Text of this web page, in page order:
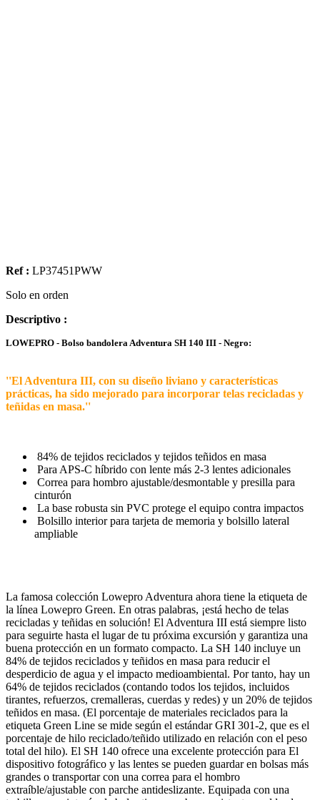
Ref : LP37451PWW
Solo en orden
Descriptivo :
LOWEPRO - Bolso bandolera Adventura SH 140 III - Negro:
''El Adventura III, con su diseño liviano y características
prácticas, ha sido mejorado para incorporar telas recicladas y
teñidas en masa.''
84% de tejidos reciclados y tejidos teñidos en masa
Para APS-C híbrido con lente más 2-3 lentes adicionales
Correa para hombro ajustable/desmontable y presilla para
cinturón
La base robusta sin PVC protege el equipo contra impactos
Bolsillo interior para tarjeta de memoria y bolsillo lateral
ampliable
La famosa colección Lowepro Adventura ahora tiene la etiqueta de
la línea Lowepro Green. En otras palabras, ¡está hecho de telas
recicladas y teñidas en solución! El Adventura III está siempre listo
para seguirte hasta el lugar de tu próxima excursión y garantiza una
buena protección en un formato compacto. La SH 140 incluye un
84% de tejidos reciclados y teñidos en masa para reducir el
desperdicio de agua y el impacto medioambiental. Por tanto, hay un
64% de tejidos reciclados (contando todos los tejidos, incluidos
tirantes, refuerzos, cremalleras, cuerdas y redes) y un 20% de tejidos
teñidos en masa. (El porcentaje de materiales reciclados para la
etiqueta Green Line se mide según el estándar GRI 301-2, que es el
porcentaje de hilo reciclado/teñido utilizado en relación con el peso
total del hilo). El SH 140 ofrece una excelente protección para El
dispositivo fotográfico y las lentes se pueden guardar en bolsas más
grandes o transportar con una correa para el hombro
extraíble/ajustable con parche antideslizante. Equipada con una